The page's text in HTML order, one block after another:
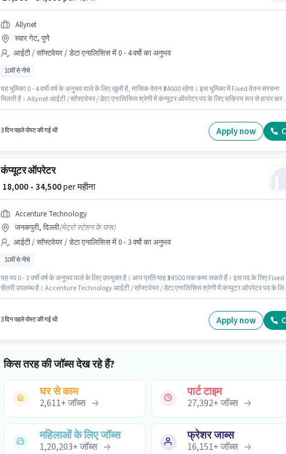
Allynet
स्वार गेट, पुणे
आईटी / सॉफ्टवेयर / डेटा एनालिसिस में 0 - 4 वर्षो का अनुभव
10वीं से नीचे
यह भूमिका 0 - 4 वर्षो वर्ष के अनुभव वाले के लिए खुली है, मासिक वेतन ₹34000 रहेगा। इस भूमिका में Fixed वेतन संरचना
मिलती है। Allynet आईटी / सॉफ्टवेयर / डेटा एनालिसिस श्रेणी में कंप्यूटर ऑपरेटर पद के लिए सक्रिय रूप से हायर कर
3 दिन पहले पोस्ट की गई थी Apply now
कंप्यूटर ऑपरेटर
₹ 18,000 - 34,500per महीना
Accenture Technology
जनकपुरी, दिल्ली(मेट्रो स्टेशन के पास)
आईटी / सॉफ्टवेयर / डेटा एनालिसिस में 0 - 3 वर्षो का अनुभव
10वीं से नीचे
यह पद 0 - 3 वर्षो वर्ष के अनुभव वाले के लिए उपयुक्त है। आप प्रति माह ₹34500 तक कमा सकते हैं। इस पद के लिए Fixed
सैलरी उपलब्ध है। Accenture Technology आईटी / सॉफ्टवेयर / डेटा एनालिसिस श्रेणी में कंप्यूटर ऑपरेटर पद के लिए
3 दिन पहले पोस्ट की गई थी Apply now
किस तरह की जॉब्स देख रहे हैं?
घर से काम
2,611+जॉब्स
पार्ट टाइम
27,392+जॉब्स
महिलाओं के लिए जॉब्स
1,20,203+जॉब्स
फ्रेशर जाब्स
16,151+जॉब्स